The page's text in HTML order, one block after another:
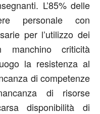
L’85% delle
personale con
per l’utilizzo dei
manchino criticità
la resistenza al
di competenze
di risorse
disponibilità di